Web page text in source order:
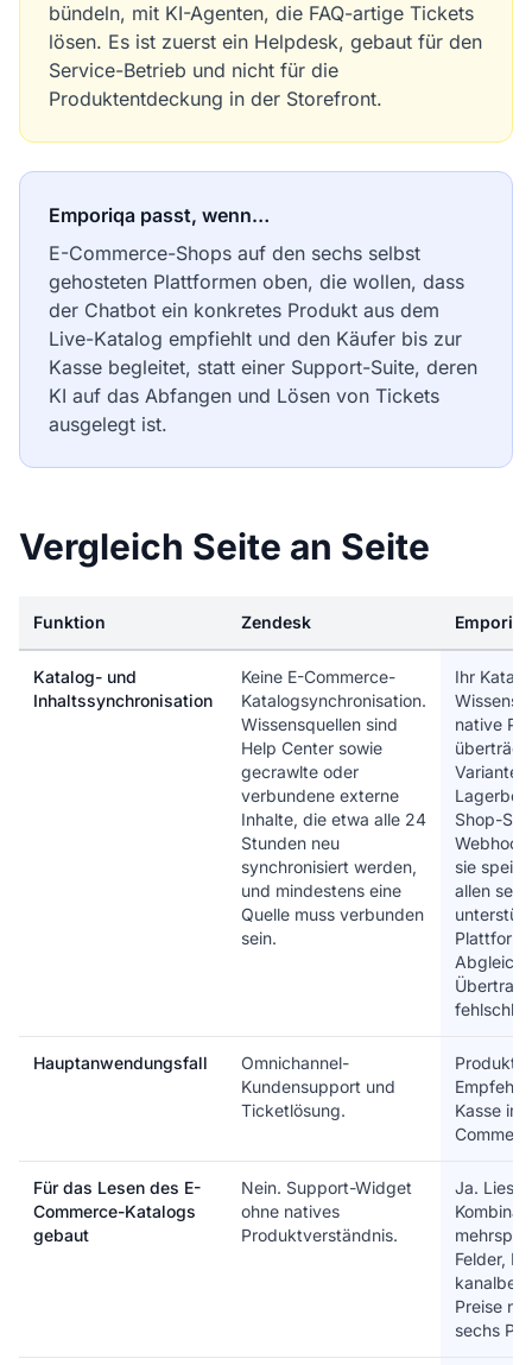
bündeln, mit KI-Agenten, die FAQ-artige Tickets
lösen. Es ist zuerst ein Helpdesk, gebaut für den
Service-Betrieb und nicht für die
Produktentdeckung in der Storefront.
Emporiqa passt, wenn…
E-Commerce-Shops auf den sechs selbst
gehosteten Plattformen oben, die wollen, dass
der Chatbot ein konkretes Produkt aus dem
Live-Katalog empfiehlt und den Käufer bis zur
Kasse begleitet, statt einer Support-Suite, deren
KI auf das Abfangen und Lösen von Tickets
ausgelegt ist.
Vergleich Seite an Seite
Funktion Zendesk Emporiqa
Katalog- und
Inhaltssynchronisation
Keine E-Commerce-
Katalogsynchronisation.
Wissensquellen sind
Help Center sowie
gecrawlte oder
verbundene externe
Inhalte, die etwa alle 24
Stunden neu
synchronisiert werden,
und mindestens eine
Quelle muss verbunden
sein.
Ihr
native
Shop-
sie
allen
Hauptanwendungsfall
Omnichannel-
Kundensupport und
Ticketlösung.
Kasse im
Für das Lesen des E-
Commerce-Katalogs
gebaut
Nein. Support-Widget
ohne natives
Produktverständnis.
Ja. Liest
Felder,
Preise
sechs